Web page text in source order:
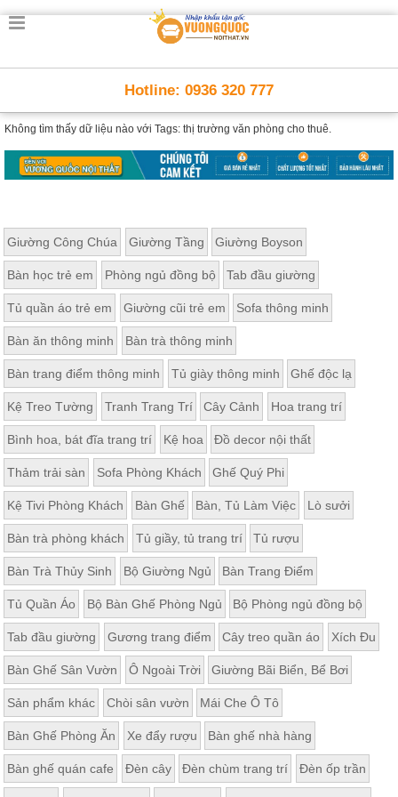
Hotline: 0936 320 777
Không tìm thấy dữ liệu nào với Tags: thị trường văn phòng cho thuê.
Giường Công Chúa Giường Tầng Giường Boyson
Bàn học trẻ em Phòng ngủ đồng bộ Tab đầu giường
Tủ quần áo trẻ em Giường cũi trẻ em Sofa thông minh
Bàn ăn thông minh Bàn trà thông minh
Bàn trang điểm thông minh Tủ giày thông minh Ghế độc lạ
Kệ Treo Tường Tranh Trang Trí Cây Cảnh Hoa trang trí
Bình hoa, bát đĩa trang trí Kệ hoa Đồ decor nội thất
Thảm trải sàn Sofa Phòng Khách Ghế Quý Phi
Kệ Tivi Phòng Khách Bàn Ghế Bàn, Tủ Làm Việc Lò sưởi
Bàn trà phòng khách Tủ giầy, tủ trang trí Tủ rượu
Bàn Trà Thủy Sinh Bộ Giường Ngủ Bàn Trang Điểm
Tủ Quần Áo Bộ Bàn Ghế Phòng Ngủ Bộ Phòng ngủ đồng bộ
Tab đầu giường Gương trang điểm Cây treo quần áo Xích Đu
Bàn Ghế Sân Vườn Ô Ngoài Trời Giường Bãi Biển, Bể Bơi
Sản phẩm khác Chòi sân vườn Mái Che Ô Tô
Bàn Ghế Phòng Ăn Xe đẩy rượu Bàn ghế nhà hàng
Bàn ghế quán cafe Đèn cây Đèn chùm trang trí Đèn ốp trần